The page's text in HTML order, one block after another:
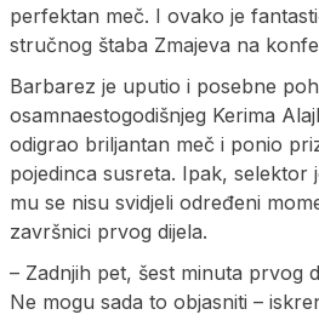
perfektan meč. I ovako je
stručnog štaba Zmajeva na
Barbarez je uputio i posebne
osamnaestogodišnjeg Kerima
odigrao briljantan meč i ponio
pojedinca susreta. Ipak, selektor
mu se nisu svidjeli određeni
završnici prvog dijela.
– Zadnjih pet, šest minuta prvog
Ne mogu sada to objasniti –